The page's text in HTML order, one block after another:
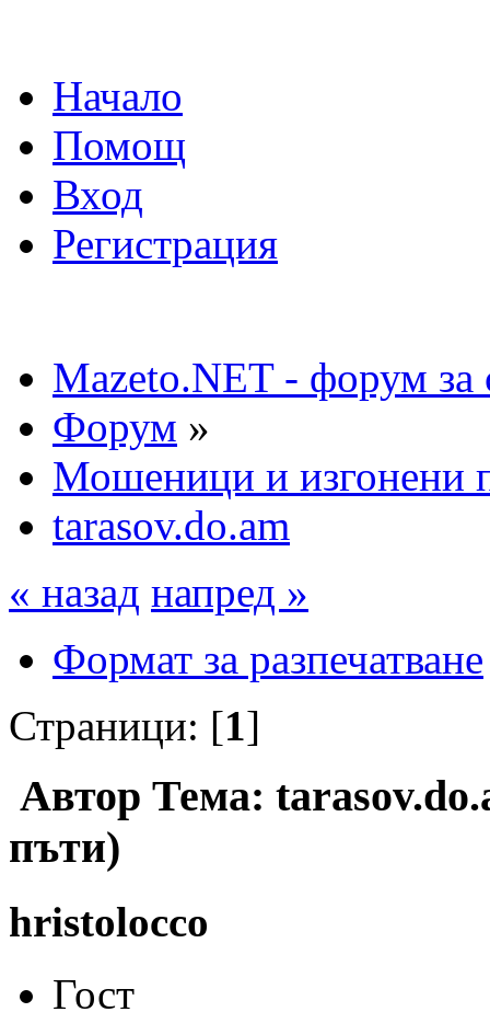
Начало
Помощ
Вход
Регистрация
Mazeto.NET - форум за
Форум »
Мошеници и изгонени
tarasov.do.am
« назад напред »
Формат за разпечатване
Страници: [1]
Автор Тема:
пъти)
hristolocco
Гост